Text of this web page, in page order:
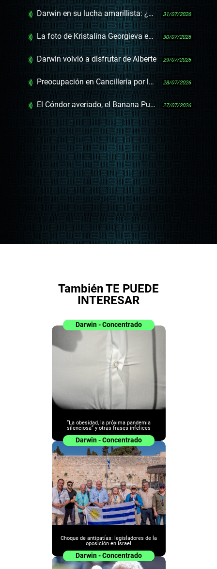
Darwin en su lucha amarillista: ¿picada, Inisa o Ceuta? 31/07/2026
La foto de Kristalina Georgieva en Montevideo 30/07/2026
Darwin volvió a disfrutar de Alberte 29/07/2026
Preocupación en Cancillería por las elecciones en Nicaragua, que Ortega ya dijo que no habrá 28/07/2026
El Cóndor averiado, el Banana Pueyrredón de los blindados del Ministerio del Interior 27/07/2026
También TE PUEDE
INTERESAR
Darwin - Concentrado
“La obesidad, la próxima pandemia
silenciosa” y otras frases infelices
Darwin - Concentrado
Choque de antipatías: legisladores de la
oposición en Israel
Darwin - Concentrado